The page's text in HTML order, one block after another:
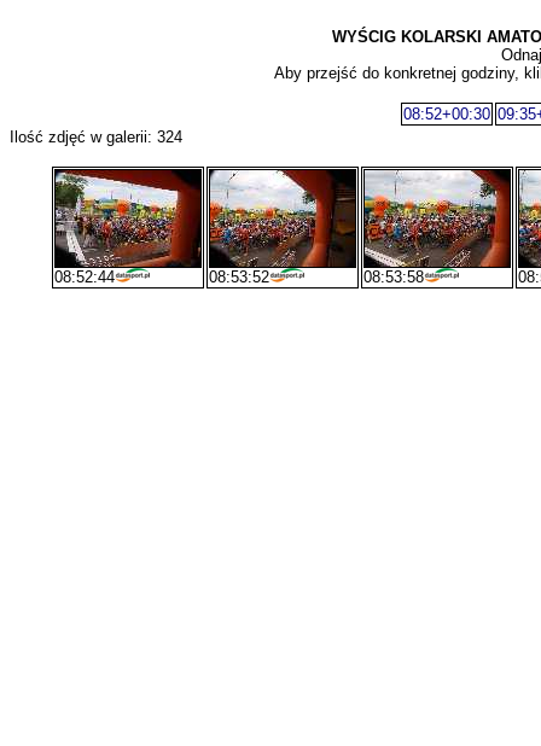
WYŚCIG KOLARSKI
Aby przejść do konkretnej godziny,
08:52+00:30
Ilość zdjęć w galerii: 324
08:52:44 08:53:52 08:53:58